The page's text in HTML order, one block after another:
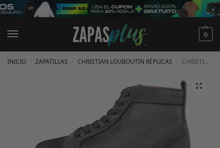
0
INICIO ZAPATILLAS CHRISTIAN LOUBOUTIN RÉPLICAS CHRISTIAN LOUBOUTIN LOUIS EN ANTE